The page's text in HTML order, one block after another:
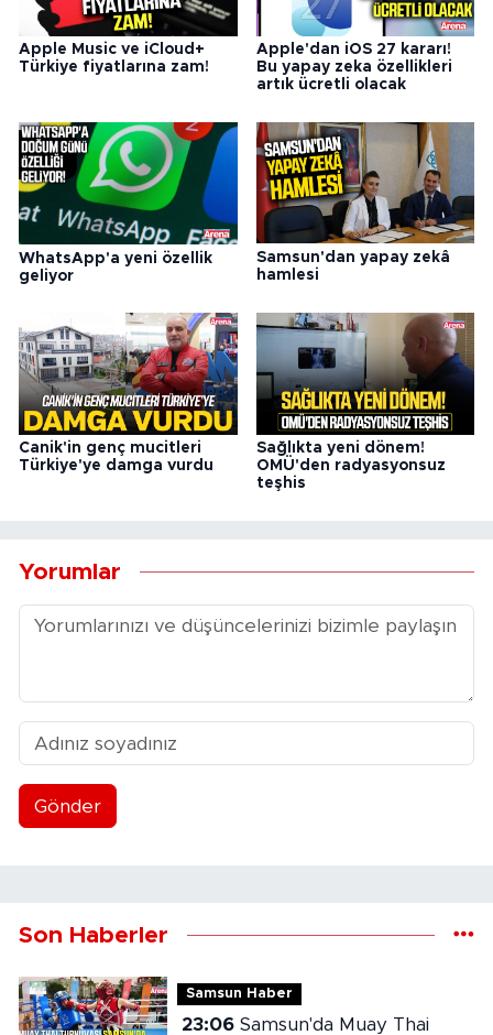
Apple Music ve iCloud+
Türkiye fiyatlarına zam!
Apple'dan iOS 27 kararı!
Bu yapay zeka özellikleri
artık ücretli olacak
WhatsApp'a yeni özellik
geliyor
Samsun'dan yapay zekâ
hamlesi
Canik'in genç mucitleri
Türkiye'ye damga vurdu
Sağlıkta yeni dönem!
OMÜ'den radyasyonsuz
teşhis
Yorumlar
Gönder
Son Haberler
Samsun Haber
23:06Samsun'da Muay Thai